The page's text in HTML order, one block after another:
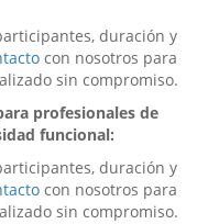
duración y
con nosotros para
sin compromiso.
profesionales de
funcional:
duración y
con nosotros para
sin compromiso.